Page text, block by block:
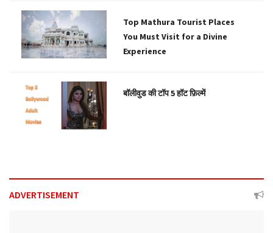
Top Mathura Tourist Places
You Must Visit for a Divine
Experience
बॉलीवुड की टॉप 5 हॉट फ़िल्में
ADVERTISEMENT